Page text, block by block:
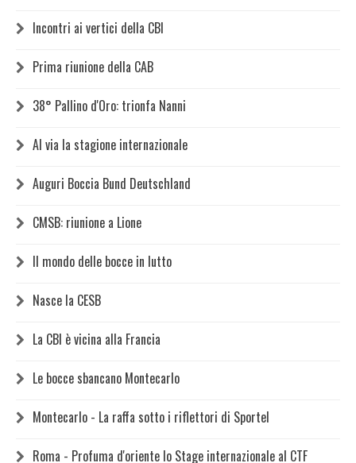
Incontri ai vertici della CBI
Prima riunione della CAB
38° Pallino d'Oro: trionfa Nanni
Al via la stagione internazionale
Auguri Boccia Bund Deutschland
CMSB: riunione a Lione
Il mondo delle bocce in lutto
Nasce la CESB
La CBI è vicina alla Francia
Le bocce sbancano Montecarlo
Montecarlo - La raffa sotto i riflettori di Sportel
Roma - Profuma d'oriente lo Stage internazionale al CTF